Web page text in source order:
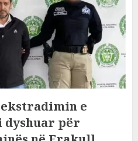
e
dyshuar për